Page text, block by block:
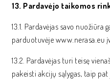
13. Pardavėjo taikomos
13.1. Pardavėjas savo
parduotuvėje www.nerasa.eu
13.2. Pardavėjas turi teisę
pakeisti akcijų sąlygas, taip